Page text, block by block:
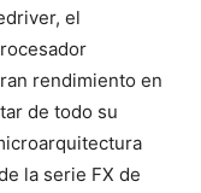
el
rendimiento en
de todo su
la serie FX de